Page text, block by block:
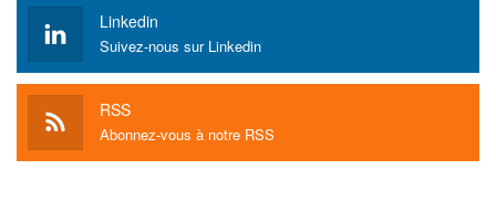
Linkedin
Suivez-nous sur Linkedin
RSS
Abonnez-vous à notre RSS